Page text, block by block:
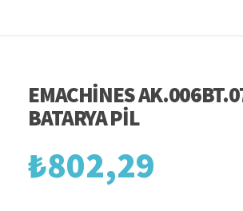
EMACHINES
BATARYA PIL
₺802,29